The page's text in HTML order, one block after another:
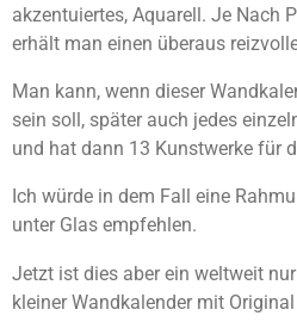
akzentuiertes, Aquarell. Je Nach
erhält man einen überaus
Man kann, wenn dieser
sein soll, später auch jedes
und hat dann 13 Kunstwerke für
Ich würde in dem Fall eine
unter Glas empfehlen.
Jetzt ist dies aber ein weltweit
kleiner Wandkalender mit